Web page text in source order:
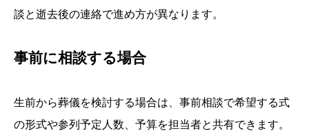
談と逝去後の連絡で進め方が異なります。
事前に相談する場合
生前から葬儀を検討する場合は、事前相談で希望する式
の形式や参列予定人数、予算を担当者と共有できます。